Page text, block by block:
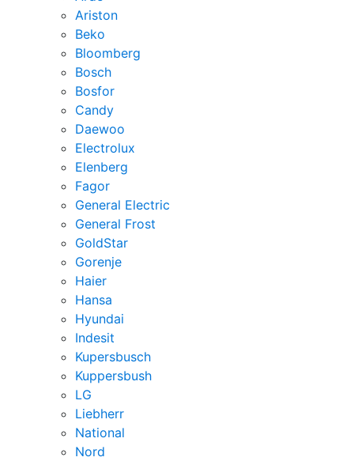
Ariston
Beko
Bloomberg
Bosch
Bosfor
Candy
Daewoo
Electrolux
Elenberg
Fagor
General Electric
General Frost
GoldStar
Gorenje
Haier
Hansa
Hyundai
Indesit
Kupersbusch
Kuppersbush
LG
Liebherr
National
Nord